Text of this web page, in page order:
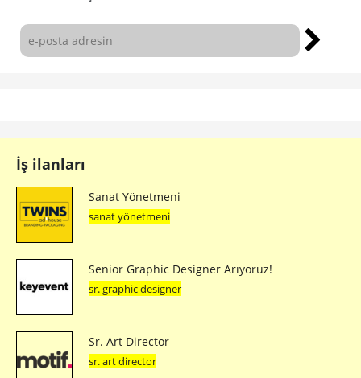
İş ilanları
Sanat Yönetmeni
sanat yönetmeni
Senior Graphic Designer Arıyoruz!
sr. graphic designer
Sr. Art Director
sr. art director